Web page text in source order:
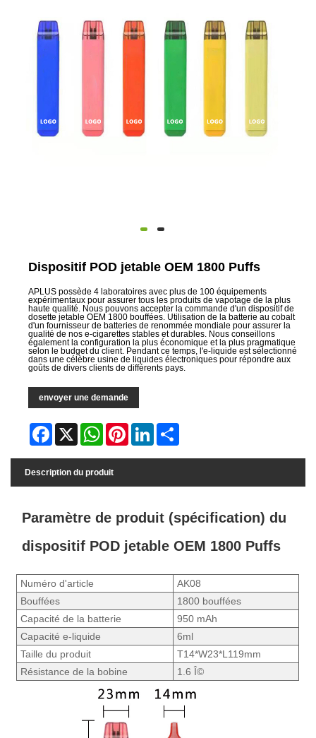
Dispositif POD jetable OEM 1800 Puffs
APLUS possède 4 laboratoires avec plus de 100 équipements
expérimentaux pour assurer tous les produits de vapotage de la plus
haute qualité. Nous pouvons accepter la commande d'un dispositif de
dosette jetable OEM 1800 bouffées. Utilisation de la batterie au cobalt
d'un fournisseur de batteries de renommée mondiale pour assurer la
qualité de nos e-cigarettes stables et durables. Nous conseillons
également la configuration la plus économique et la plus pragmatique
selon le budget du client. Pendant ce temps, l'e-liquide est sélectionné
dans une célèbre usine de liquides électroniques pour répondre aux
goûts de divers clients de différents pays.
envoyer une demande
Facebook
X WhatsAppPinterestLinkedIn
Description du produit
Paramètre de produit (spécification) du
dispositif POD jetable OEM 1800 Puffs
Numéro d'article
AK08
Bouffées
1800 bouffées
Capacité de la batterie
950 mAh
Capacité e-liquide
6ml
Taille du produit
T14*W23*L119mm
Résistance de la bobine
1.6 Î©